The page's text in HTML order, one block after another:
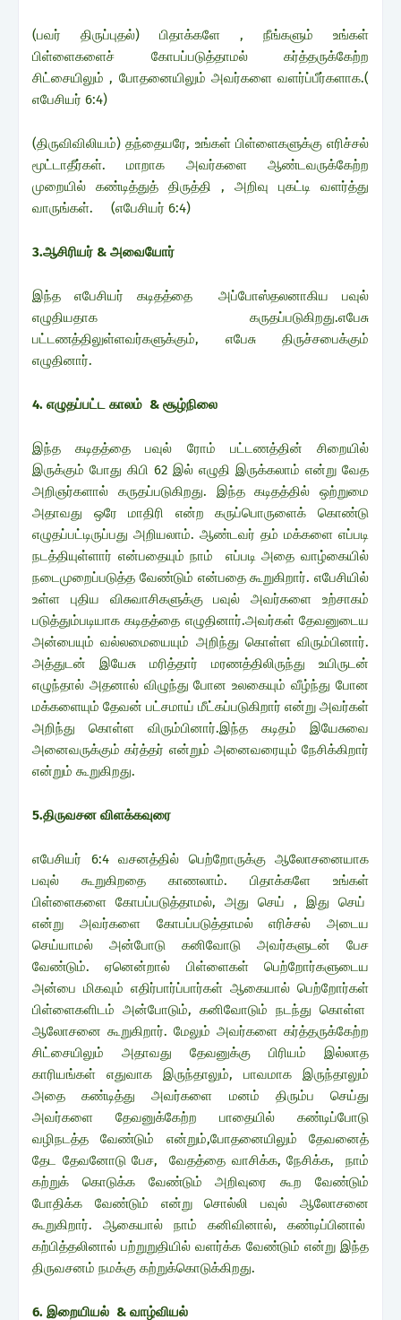
(பவர் திருப்புதல்) பிதாக்களே , நீங்களும் உங்கள்
பிள்ளைகளைச் கோபப்படுத்தாமல் கர்த்தருக்கேற்ற
சிட்சையிலும் , போதனையிலும் அவர்களை வளர்ப்பீர்களாக.(
எபேசியர் 6:4)
(திருவிவிலியம்) தந்தையரே, உங்கள் பிள்ளைகளுக்கு எரிச்சல்
மூட்டாதீர்கள். மாறாக அவர்களை ஆண்டவருக்கேற்ற
முறையில் கண்டித்துத் திருத்தி , அறிவு புகட்டி வளர்த்து
வாருங்கள். (எபேசியர் 6:4)
3.ஆசிரியர் & அவையோர்
இந்த எபேசியர் கடிதத்தை அப்போஸ்தலனாகிய பவுல்
எழுதியதாக கருதப்படுகிறது.எபேசு
பட்டணத்திலுள்ளவர்களுக்கும், எபேசு திருச்சபைக்கும்
எழுதினார்.
4. எழுதப்பட்ட காலம் & சூழ்நிலை
இந்த கடிதத்தை பவுல் ரோம் பட்டணத்தின் சிறையில்
இருக்கும் போது கிபி 62 இல் எழுதி இருக்கலாம் என்று வேத
அறிஞர்களால் கருதப்படுகிறது. இந்த கடிதத்தில் ஒற்றுமை
அதாவது ஒரே மாதிரி என்ற கருப்பொருளைக் கொண்டு
எழுதப்பட்டிருப்பது அறியலாம். ஆண்டவர் தம் மக்களை எப்படி
நடத்தியுள்ளார் என்பதையும் நாம் எப்படி அதை வாழ்கையில்
நடைமுறைப்படுத்த வேண்டும் என்பதை கூறுகிறார். எபேசியில்
உள்ள புதிய விசுவாசிகளுக்கு பவுல் அவர்களை உற்சாகம்
படுத்தும்படியாக கடிதத்தை எழுதினார்.அவர்கள் தேவனுடைய
அன்பையும் வல்லமையையும் அறிந்து கொள்ள விரும்பினார்.
அத்துடன் இயேசு மரித்தார் மரணத்திலிருந்து உயிருடன்
எழுந்தால் அதனால் விழுந்து போன உலகையும் வீழ்ந்து போன
மக்களையும் தேவன் பட்சமாய் மீட்கப்படுகிறார் என்று அவர்கள்
அறிந்து கொள்ள விரும்பினார்.இந்த கடிதம் இயேசுவை
அனைவருக்கும் கர்த்தர் என்றும் அனைவரையும் நேசிக்கிறார்
என்றும் கூறுகிறது.
5.திருவசன விளக்கவுரை
எபேசியர் 6:4 வசனத்தில் பெற்றோருக்கு ஆலோசனையாக
பவுல் கூறுகிறதை காணலாம். பிதாக்களே உங்கள்
பிள்ளைகளை கோபப்படுத்தாமல், அது செய் , இது செய்
என்று அவர்களை கோபப்படுத்தாமல் எரிச்சல் அடைய
செய்யாமல் அன்போடு கனிவோடு அவர்களுடன் பேச
வேண்டும். ஏனென்றால் பிள்ளைகள் பெற்றோர்களுடைய
அன்பை மிகவும் எதிர்பார்ப்பார்கள் ஆகையால் பெற்றோர்கள்
பிள்ளைகளிடம் அன்போடும், கனிவோடும் நடந்து கொள்ள
ஆலோசனை கூறுகிறார். மேலும் அவர்களை கர்த்தருக்கேற்ற
சிட்சையிலும் அதாவது தேவனுக்கு பிரியம் இல்லாத
காரியங்கள் எதுவாக இருந்தாலும், பாவமாக இருந்தாலும்
அதை கண்டித்து அவர்களை மனம் திரும்ப செய்து
அவர்களை தேவனுக்கேற்ற பாதையில் கண்டிப்போடு
வழிநடத்த வேண்டும் என்றும்,போதனையிலும் தேவனைத்
தேட தேவனோடு பேச, வேதத்தை வாசிக்க, நேசிக்க, நாம்
கற்றுக் கொடுக்க வேண்டும் அறிவுரை கூற வேண்டும்
போதிக்க வேண்டும் என்று சொல்லி பவுல் ஆலோசனை
கூறுகிறார். ஆகையால் நாம் கனிவினால், கண்டிப்பினால்
கற்பித்தலினால் பற்றுறுதியில் வளர்க்க வேண்டும் என்று இந்த
திருவசனம் நமக்கு கற்றுக்கொடுக்கிறது.
6. இறையியல் & வாழ்வியல்